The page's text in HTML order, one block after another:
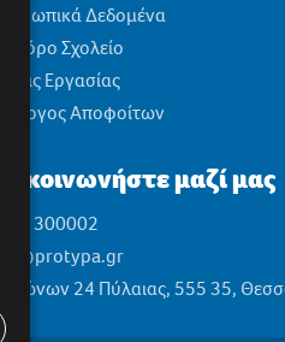
Δεδομένα
Σχολείο
Θέσεις Εργασίας
Σύλλογος Αποφοίτων
Επικοινωνήστε μαζί μας
2310 300002
info@protypa.gr
Ελαιώνων 24 Πύλαιας, 555 35,